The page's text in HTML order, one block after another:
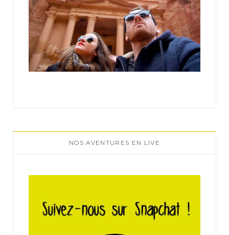
NOS AVENTURES EN LIVE